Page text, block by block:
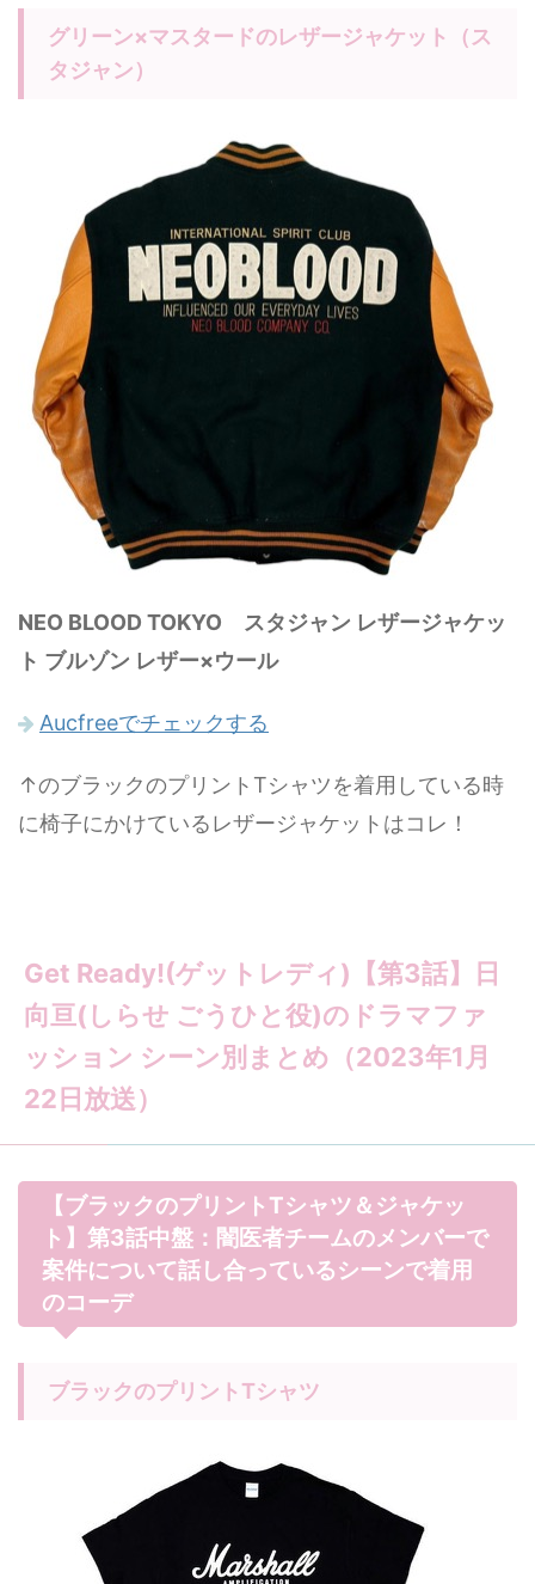
グリーン×マスタードのレザージャケット（ス
タジャン）
NEO BLOOD TOKYO スタジャン レザージャケッ
ト ブルゾン レザー×ウール
Aucfreeでチェックする
↑のブラックのプリントTシャツを着用している時
に椅子にかけているレザージャケットはコレ！
Get Ready!(ゲットレディ)【第3話】日
向亘(しらせ ごうひと役)のドラマファ
ッション シーン別まとめ（2023年1月
22日放送）
【ブラックのプリントTシャツ＆ジャケッ
ト】第3話中盤：闇医者チームのメンバーで
案件について話し合っているシーンで着用
のコーデ
ブラックのプリントTシャツ